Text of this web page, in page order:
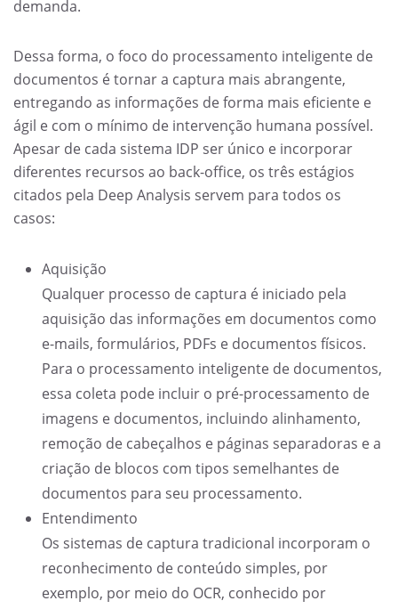
demanda.
Dessa forma, o foco do processamento inteligente de
documentos é tornar a captura mais abrangente,
entregando as informações de forma mais eficiente e
ágil e com o mínimo de intervenção humana possível.
Apesar de cada sistema IDP ser único e incorporar
diferentes recursos ao back-office, os três estágios
citados pela Deep Analysis servem para todos os
casos:
Aquisição
Qualquer processo de captura é iniciado pela
aquisição das informações em documentos como
e-mails, formulários, PDFs e documentos físicos.
Para o processamento inteligente de documentos,
essa coleta pode incluir o pré-processamento de
imagens e documentos, incluindo alinhamento,
remoção de cabeçalhos e páginas separadoras e a
criação de blocos com tipos semelhantes de
documentos para seu processamento.
Entendimento
Os sistemas de captura tradicional incorporam o
reconhecimento de conteúdo simples, por
exemplo, por meio do OCR, conhecido por